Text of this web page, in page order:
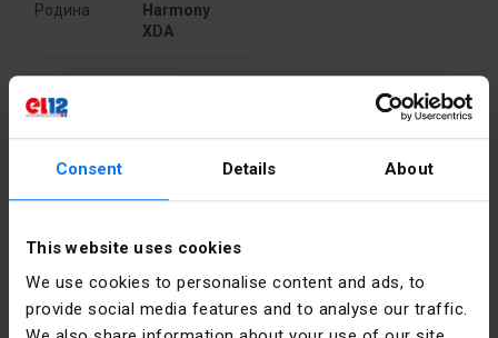
Consent Details About
This website uses cookies
We use cookies to personalise content and ads, to
provide social media features and to analyse our traffic.
Родина
Harmony
XDA
dla AC-21
Montaż
22 mm
Виробник
Schneider
Electric
Polska